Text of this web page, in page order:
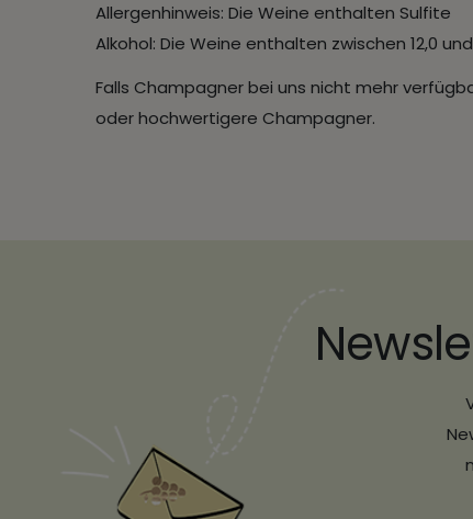
Allergenhinweis: Die Weine enthalten Sulfite
Alkohol: Die Weine enthalten zwischen 12,0 und
Falls Champagner bei uns nicht mehr
oder hochwertigere Champagner.